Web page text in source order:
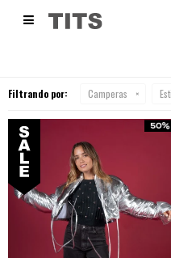

Filtrando por: Camperas